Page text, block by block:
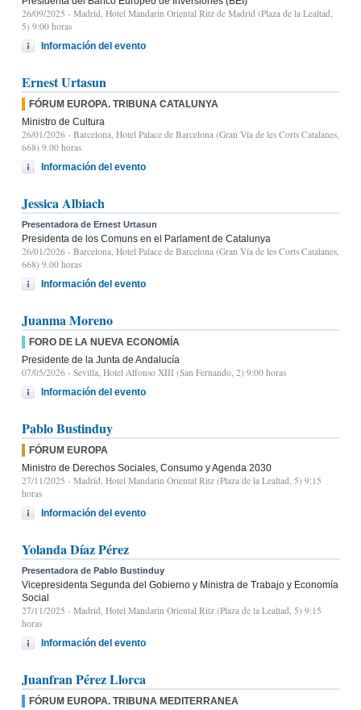
26/09/2025 - Madrid, Hotel Mandarin Oriental Ritz de Madrid (Plaza de la Lealtad,
5) 9:00 horas
Información del evento
Ernest Urtasun
FÓRUM EUROPA. TRIBUNA CATALUNYA
Ministro de Cultura
26/01/2026 - Barcelona, Hotel Palace de Barcelona (Gran Vía de les Corts Catalanes,
668) 9.00 horas
Información del evento
Jessica Albiach
Presentadora de Ernest Urtasun
Presidenta de los Comuns en el Parlament de Catalunya
26/01/2026 - Barcelona, Hotel Palace de Barcelona (Gran Vía de les Corts Catalanes,
668) 9.00 horas
Información del evento
Juanma Moreno
FORO DE LA NUEVA ECONOMÍA
Presidente de la Junta de Andalucía
07/05/2026 - Sevilla, Hotel Alfonso XIII (San Fernando, 2) 9:00 horas
Información del evento
Pablo Bustinduy
FÓRUM EUROPA
Ministro de Derechos Sociales, Consumo y Agenda 2030
27/11/2025 - Madrid, Hotel Mandarin Oriental Ritz (Plaza de la Lealtad, 5) 9:15
horas
Información del evento
Yolanda Díaz Pérez
Presentadora de Pablo Bustinduy
Vicepresidenta Segunda del Gobierno y Ministra de Trabajo y Economía
Social
27/11/2025 - Madrid, Hotel Mandarin Oriental Ritz (Plaza de la Lealtad, 5) 9:15
horas
Información del evento
Juanfran Pérez Llorca
FÓRUM EUROPA. TRIBUNA MEDITERRANEA